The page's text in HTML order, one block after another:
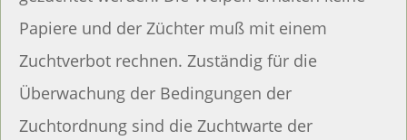
Papiere und der Züchter muß mit einem
Zuchtverbot rechnen. Zuständig für die
Überwachung der Bedingungen der
Zuchtordnung sind die Zuchtwarte der